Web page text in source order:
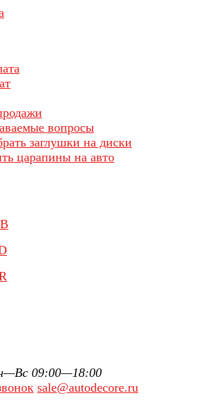
вопросы
заглушки на диски
царапины на авто
09:00—18:00
sale@autodecore.ru